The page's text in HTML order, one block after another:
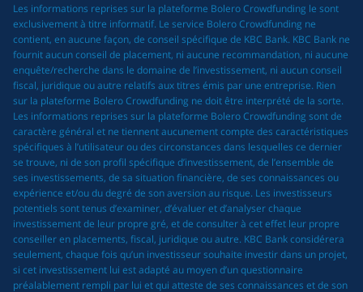
Les informations reprises sur la plateforme Bolero Crowdfunding le sont
exclusivement à titre informatif. Le service Bolero Crowdfunding ne
contient, en aucune façon, de conseil spécifique de KBC Bank. KBC Bank ne
fournit aucun conseil de placement, ni aucune recommandation, ni aucune
enquête/recherche dans le domaine de l’investissement, ni aucun conseil
fiscal, juridique ou autre relatifs aux titres émis par une entreprise. Rien
sur la plateforme Bolero Crowdfunding ne doit être interprété de la sorte.
Les informations reprises sur la plateforme Bolero Crowdfunding sont de
caractère général et ne tiennent aucunement compte des caractéristiques
spécifiques à l’utilisateur ou des circonstances dans lesquelles ce dernier
se trouve, ni de son profil spécifique d’investissement, de l’ensemble de
ses investissements, de sa situation financière, de ses connaissances ou
expérience et/ou du degré de son aversion au risque. Les investisseurs
potentiels sont tenus d’examiner, d’évaluer et d’analyser chaque
investissement de leur propre gré, et de consulter à cet effet leur propre
conseiller en placements, fiscal, juridique ou autre. KBC Bank considérera
seulement, chaque fois qu’un investisseur souhaite investir dans un projet,
si cet investissement lui est adapté au moyen d’un questionnaire
préalablement rempli par lui et qui atteste de ses connaissances et de son